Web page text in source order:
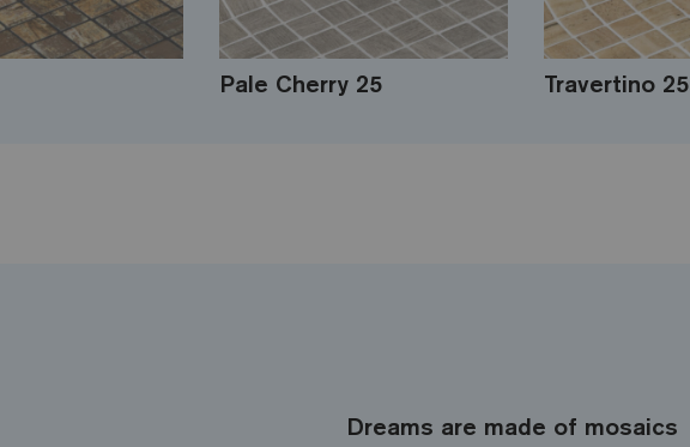
Pale Cherry 25 Travertino 25
Dreams are made of mosaics